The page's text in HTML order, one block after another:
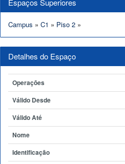
Espaços Superiores
Campus » C1 » Piso 2 »
Detalhes do Espaço
Operações
Válido Desde
Válido Até
Nome
Identificação